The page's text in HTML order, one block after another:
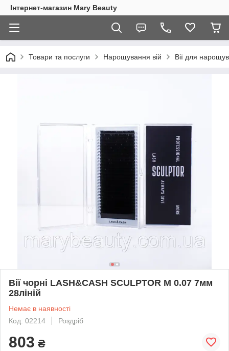
Інтернет-магазин Mary Beauty
Товари та послуги Нарощування вій Вії для
Вії чорні LASH&CASH SCULPTOR M 0.07 7мм
28ліній
Немає в наявності
Код: 02214
Роздріб
803 ₴